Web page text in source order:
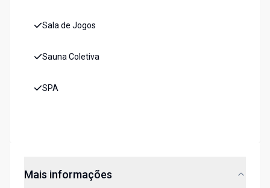
Sala de Jogos
Sauna Coletiva
SPA
Mais informações